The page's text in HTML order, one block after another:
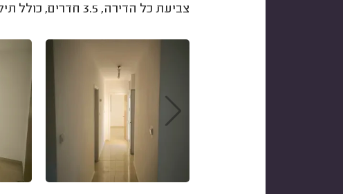
צביעת כל הדירה, 3.5 חדרים, כולל תיקוני צביעה של תקרות ונקודות טיח באזורי חלונות.